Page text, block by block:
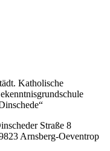
Katholische
Straße 8
Arnsberg-Oeventrop